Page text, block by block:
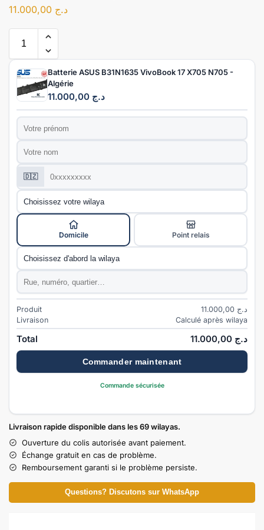
د.ج
Batterie ASUS B31N1635 VivoBook 17 X705 N705 -
Algérie
د.ج 11.000,00
Prénom
Nom
Téléphone
🇩🇿
Wilaya
Mode de livraison
Domicile
Point relais
Commune
Adresse
Produit د.ج
Livraison
Calculé après wilaya
Total د.ج
Commander maintenant
Commande sécurisée
Livraison rapide disponible dans les 69 wilayas.
Ouverture du colis autorisée avant paiement.
Échange gratuit en cas de problème.
Remboursement garanti si le problème persiste.
Questions? Discutons sur WhatsApp